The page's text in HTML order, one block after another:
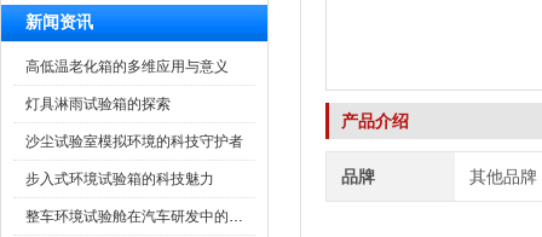
新闻资讯
高低温老化箱的多维应用与意义
灯具淋雨试验箱的探索
沙尘试验室模拟环境的科技守护者
步入式环境试验箱的科技魅力
整车环境试验舱在汽车研发中的作用
产品介绍
品牌 其他品牌